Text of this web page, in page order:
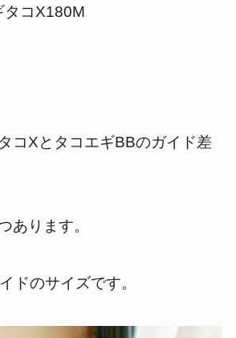
コX180M
コXとタコエギBBのガイド差
あります。
ドのサイズです。